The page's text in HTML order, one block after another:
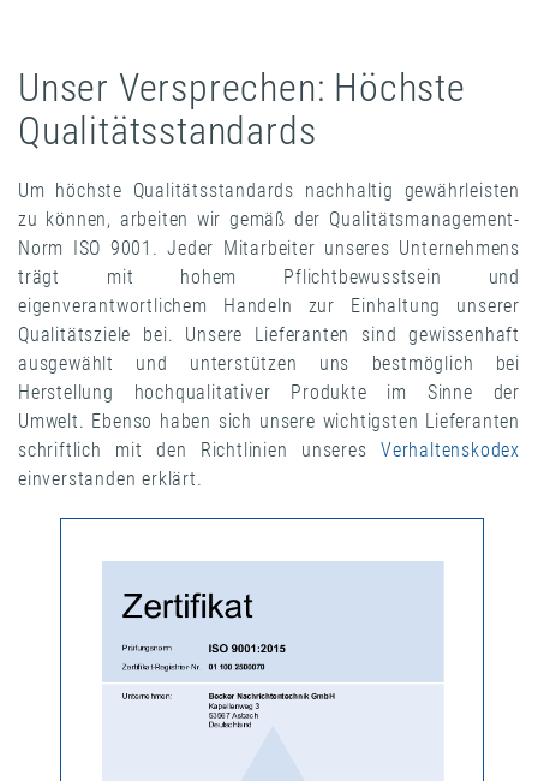
Unser Versprechen: Höchste
Qualitätsstandards
Um höchste Qualitätsstandards nachhaltig gewährleisten
zu können, arbeiten wir gemäß der Qualitätsmanagement-
Norm ISO 9001. Jeder Mitarbeiter unseres Unternehmens
trägt mit hohem Pflichtbewusstsein und
eigenverantwortlichem Handeln zur Einhaltung unserer
Qualitätsziele bei. Unsere Lieferanten sind gewissenhaft
ausgewählt und unterstützen uns bestmöglich bei
Herstellung hochqualitativer Produkte im Sinne der
Umwelt. Ebenso haben sich unsere wichtigsten Lieferanten
schriftlich mit den Richtlinien unseres Verhaltenskodex
einverstanden erklärt.